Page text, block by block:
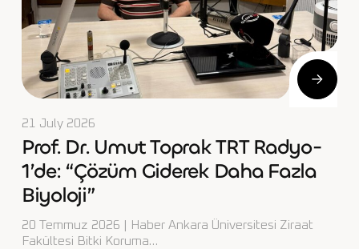
21 July 2026
Prof. Dr. Umut Toprak TRT Radyo-
1’de: “Çözüm Giderek Daha Fazla
Biyoloji”
20 Temmuz 2026 | Haber Ankara Üniversitesi Ziraat
Fakültesi Bitki Koruma…